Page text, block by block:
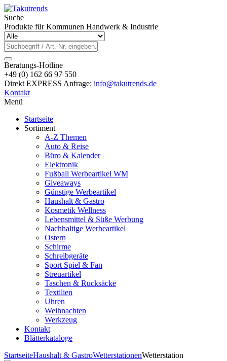
Suche
Produkte für Kommunen Handwerk & Industrie
Beratungs-Hotline
+49 (0) 162 66 97 550
Direkt EXPRESS Anfrage: info@takutrends.de
Kontakt
Menü
Startseite
Sortiment
A-Z Themen
Auto & Reise
Büro & Kalender
Elektronik
Fußball Werbeartikel WM
Giveaways
Günstige Werbeartikel
Haushalt & Gastro
Kosmetik Wellness
Lebensmittel & Süße Werbung
Nachhaltige Werbeartikel
Ostern
Schirme
Schreibgeräte
Sport Spiel & Fan
Streuartikel
Taschen & Rucksäcke
Textilien
Uhren
Weihnachten
Werkzeug
Kontakt
Blätterkataloge
StartseiteHaushalt & GastroWetterstationenWetterstation